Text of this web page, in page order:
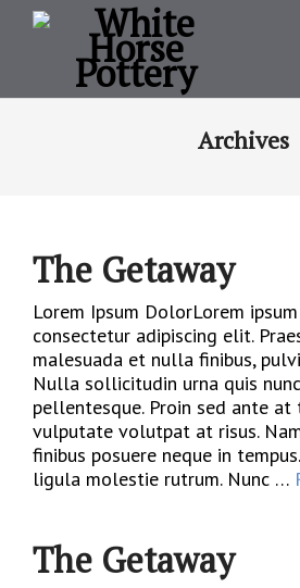
Archives
The Getaway
Lorem Ipsum DolorLorem
consectetur adipiscing elit.
malesuada et nulla finibus,
Nulla sollicitudin urna quis
pellentesque. Proin sed ante
vulputate volutpat at risus.
finibus posuere neque in
ligula molestie rutrum. Nunc …
The Getaway